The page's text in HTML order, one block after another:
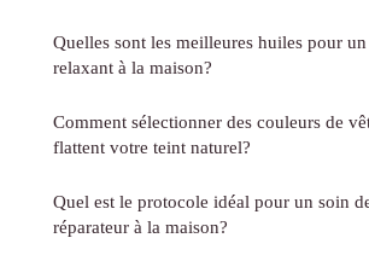
Quelles sont les meilleures huiles pour un
relaxant à la maison?
Comment sélectionner des couleurs de
flattent votre teint naturel?
Quel est le protocole idéal pour un soin
réparateur à la maison?